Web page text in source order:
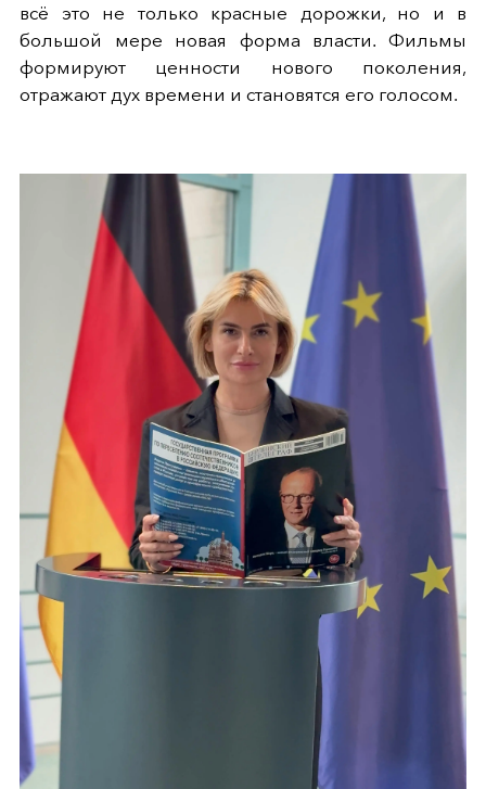
всё это не только красные дорожки, но и в
большой мере новая форма власти. Фильмы
формируют ценности нового поколения,
отражают дух времени и становятся его голосом.